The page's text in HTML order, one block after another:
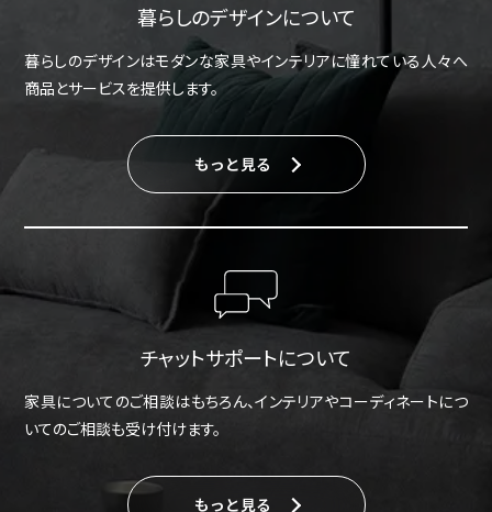
暮らしのデザインについて
暮らしのデザインはモダンな家具やインテリアに憧れている人々へ
商品とサービスを提供します。
もっと見る
チャットサポートについて
家具についてのご相談はもちろん、インテリアやコーディネートにつ
いてのご相談も受け付けます。
もっと見る